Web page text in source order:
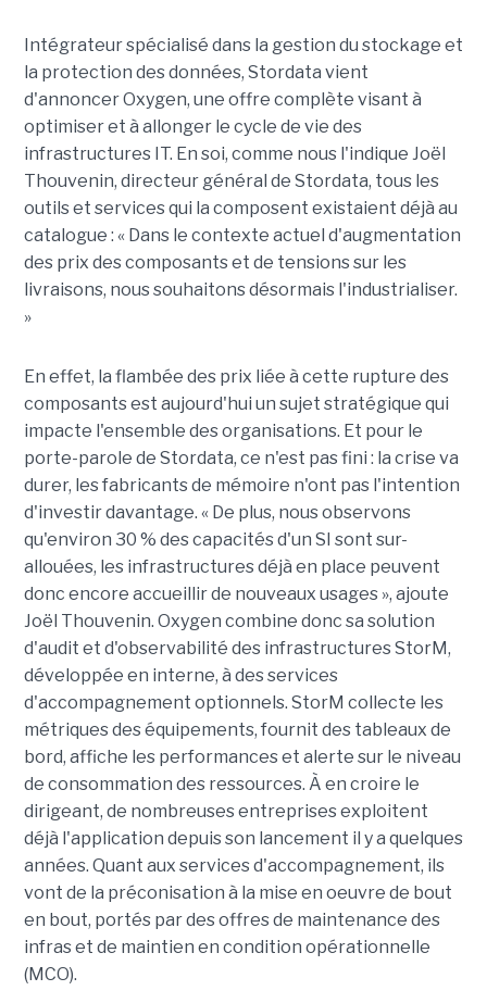
Intégrateur spécialisé dans la gestion du stockage et
la protection des données, Stordata vient
d'annoncer Oxygen, une offre complète visant à
optimiser et à allonger le cycle de vie des
infrastructures IT. En soi, comme nous l'indique Joël
Thouvenin, directeur général de Stordata, tous les
outils et services qui la composent existaient déjà au
catalogue : « Dans le contexte actuel d'augmentation
des prix des composants et de tensions sur les
livraisons, nous souhaitons désormais l'industrialiser.
»
En effet, la flambée des prix liée à cette rupture des
composants est aujourd'hui un sujet stratégique qui
impacte l'ensemble des organisations. Et pour le
porte-parole de Stordata, ce n'est pas fini : la crise va
durer, les fabricants de mémoire n'ont pas l'intention
d'investir davantage. « De plus, nous observons
qu'environ 30 % des capacités d'un SI sont sur-
allouées, les infrastructures déjà en place peuvent
donc encore accueillir de nouveaux usages », ajoute
Joël Thouvenin. Oxygen combine donc sa solution
d'audit et d'observabilité des infrastructures StorM,
développée en interne, à des services
d'accompagnement optionnels. StorM collecte les
métriques des équipements, fournit des tableaux de
bord, affiche les performances et alerte sur le niveau
de consommation des ressources. À en croire le
dirigeant, de nombreuses entreprises exploitent
déjà l'application depuis son lancement il y a quelques
années. Quant aux services d'accompagnement, ils
vont de la préconisation à la mise en oeuvre de bout
en bout, portés par des offres de maintenance des
infras et de maintien en condition opérationnelle
(MCO).